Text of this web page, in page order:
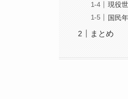
現役
国民
まとめ